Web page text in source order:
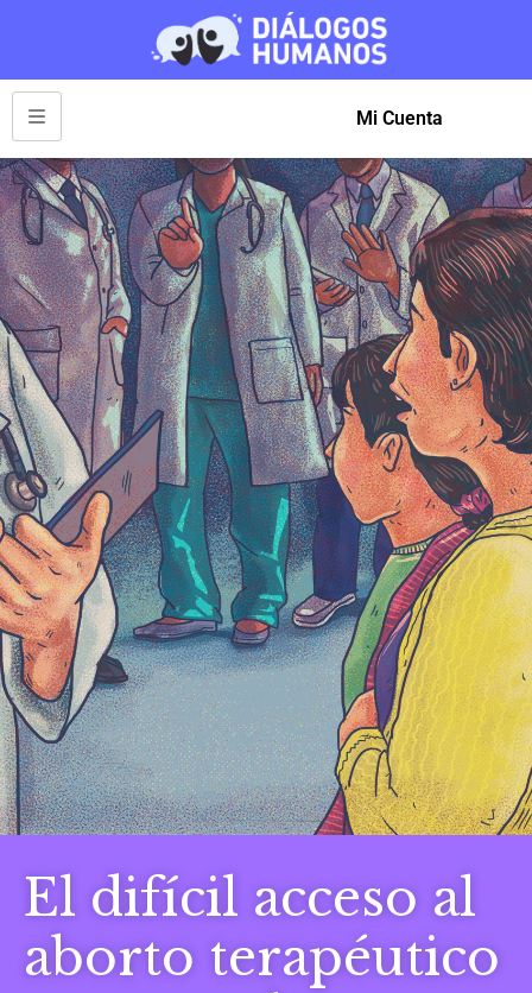
Mi Cuenta
El difícil acceso al
aborto terapéutico